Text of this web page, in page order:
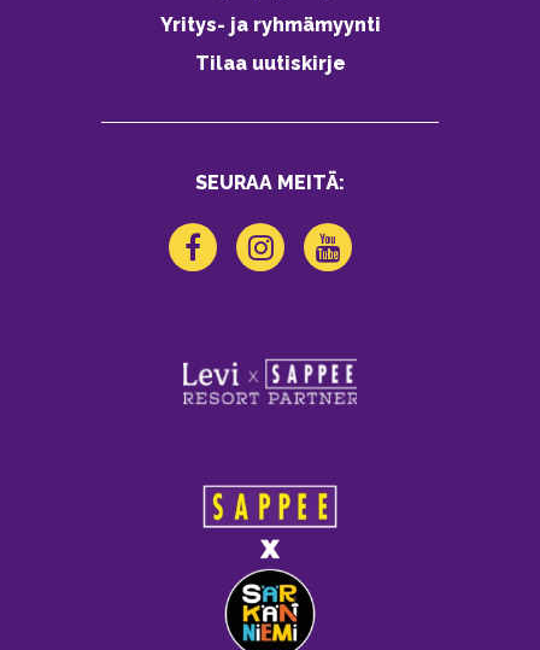
Yritys- ja ryhmämyynti
Tilaa uutiskirje
SEURAA MEITÄ: